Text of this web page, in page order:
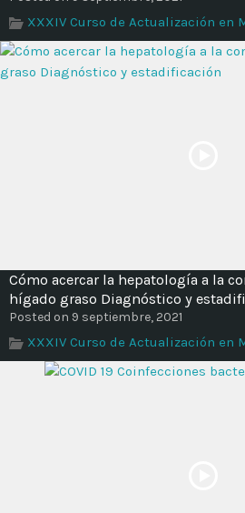
XXXIV Curso de Actualización en
Cómo acercar la hepatología a la
hígado graso Diagnóstico y
Posted on 9 septiembre, 2021
XXXIV Curso de Actualización en